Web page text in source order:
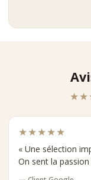
★★★★★
« Une sélection
On sent la